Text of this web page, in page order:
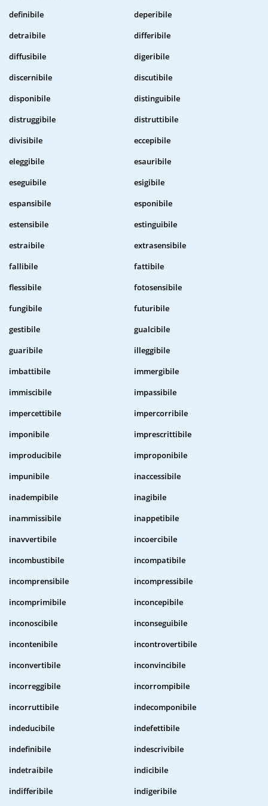
definibile
deperibile
detraibile
differibile
diffusibile
digeribile
discernibile
discutibile
disponibile
distinguibile
distruggibile
distruttibile
divisibile
eccepibile
eleggibile
esauribile
eseguibile
esigibile
espansibile
esponibile
estensibile
estinguibile
estraibile
extrasensibile
fallibile
fattibile
flessibile
fotosensibile
fungibile
futuribile
gestibile
gualcibile
guaribile
illeggibile
imbattibile
immergibile
immiscibile
impassibile
impercettibile
impercorribile
imponibile
imprescrittibile
improducibile
improponibile
impunibile
inaccessibile
inadempibile
inagibile
inammissibile
inappetibile
inavvertibile
incoercibile
incombustibile
incompatibile
incomprensibile
incompressibile
incomprimibile
inconcepibile
inconoscibile
inconseguibile
incontenibile
incontrovertibile
inconvertibile
inconvincibile
incorreggibile
incorrompibile
incorruttibile
indecomponibile
indeducibile
indefettibile
indefinibile
indescrivibile
indetraibile
indicibile
indifferibile
indigeribile